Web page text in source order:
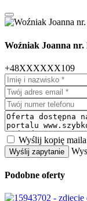
Woźniak Joanna nr.
+48XXXXXX109
Wyślij kopię
Wyślij zapytanie
Podobne oferty